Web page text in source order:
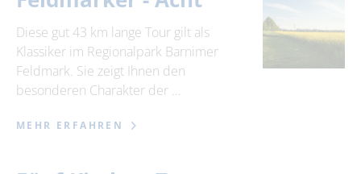
Diese gut 43 km lange Tour gilt als
Klassiker im Regionalpark Barnimer
Feldmark. Sie zeigt Ihnen den
besonderen Charakter der …
MEHR ERFAHREN